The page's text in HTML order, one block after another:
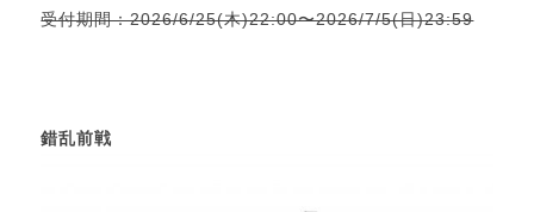
受付期間：2026/6/25(木)22:00〜2026/7/5(日)23:59
錯乱前戦